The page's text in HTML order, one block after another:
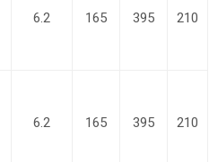
6.2 165 395 210
6.2 165 395 210